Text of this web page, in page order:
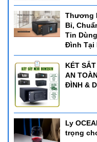
Thương
Bỉ,
Tin
Đình Tại
KÉT
AN
ĐÌNH &
Ly
trọng